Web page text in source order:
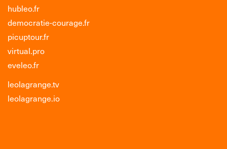
hubleo.fr
democratie-courage.fr
picuptour.fr
virtual.pro
eveleo.fr
leolagrange.tv
leolagrange.io